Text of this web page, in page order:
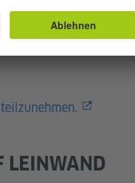
LEINWAND